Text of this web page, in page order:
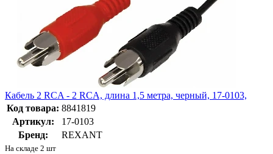
Кабель 2 RCA - 2 RCA, длина 1,5 метра, черный, 17-0103,
Код товара: 8841819
Артикул:
17-0103
Бренд:
REXANT
На складе 2 шт